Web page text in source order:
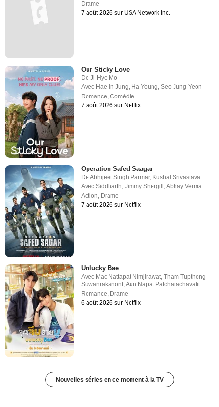
Drame
7 août 2026 sur USA Network Inc.
Our Sticky Love
DeJi-Hye Mo
Avec Hae-in Jung Ha Young ,Seo Jung-Yeon
Romance ,Comédie
7 août 2026 sur Netflix
Operation Safed Saagar
DeAbhijeet Singh Parmar, Kushal Srivastava
AvecSiddharth,Jimmy Shergill ,Abhay Verma
Action, Drame
7 août 2026 sur Netflix
Unlucky Bae
Avec Mac Nattapat Nimjirawat,Tham Tupthong
Suwanrakanont,Aun Napat Patcharachavalit
Romance, Drame
6 août 2026 sur Netflix
Nouvelles séries en ce moment à la TV